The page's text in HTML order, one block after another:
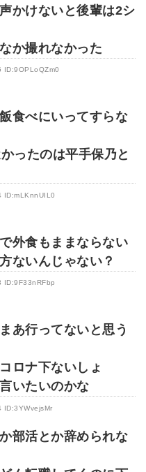
かけないと後輩は2シ
か撮れなかった
食べにいってすらな
ったのは平手保乃と
外食もままならない
ないんじゃない？
あ行ってないと思う
ロナ下ないしょ
いたいのかな
部活とか辞められな